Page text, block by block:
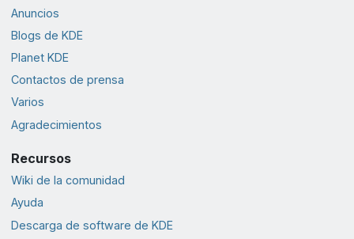
Anuncios
Blogs de KDE
Planet KDE
Contactos de prensa
Varios
Agradecimientos
Recursos
Wiki de la comunidad
Ayuda
Descarga de software de KDE